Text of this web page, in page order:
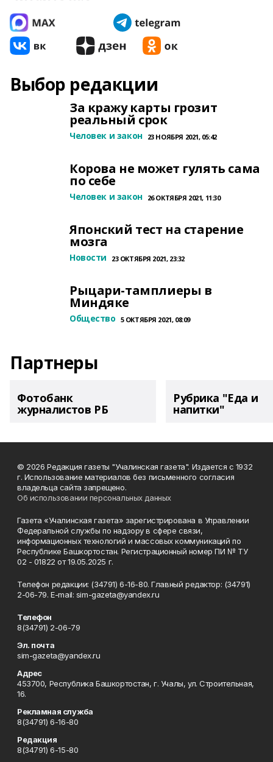
Выбор редакции
За кражу карты грозит
реальный срок
Человек и закон 23 НОЯБРЯ 2021, 05:42
Корова не может гулять сама
по себе
Человек и закон 26 ОКТЯБРЯ 2021, 11:30
Японский тест на старение
мозга
Новости 23 ОКТЯБРЯ 2021, 23:32
Рыцари-тамплиеры в
Миндяке
Общество 5 ОКТЯБРЯ 2021, 08:09
Партнеры
Фотобанк
журналистов РБ
Рубрика "Еда и
напитки"
© 2026 Редакция газеты "Учалинская газета". Издается с 1932
г. Использование материалов без письменного согласия
владельца сайта запрещено.
Об использовании персональных данных
Газета «Учалинская газета» зарегистрирована в Управлении
Федеральной службы по надзору в сфере связи,
информационных технологий и массовых коммуникаций по
Республике Башкортостан. Регистрационный номер ПИ № ТУ
02 - 01822 от 19.05.2025 г.
Телефон редакции: (34791) 6-16-80. Главный редактор: (34791)
2-06-79. Е-mаil: sim-gazeta@yandex.ru
Телефон
8(34791) 2-06-79
Эл. почта
sim-gazeta@yandex.ru
Адрес
453700, Республика Башкортостан, г. Учалы, ул. Строительная,
16.
Рекламная служба
8(34791) 6-16-80
Редакция
8(34791) 6-15-80